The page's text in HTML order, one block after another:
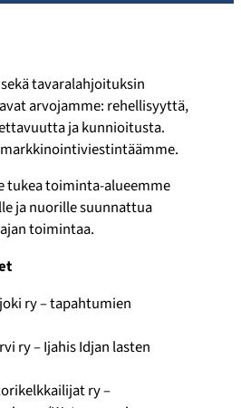
tavaralahjoituksin
arvojamme: rehellisyyttä,
ja kunnioitusta.
tukea toiminta-alueemme
ja nuorille suunnattua
toimintaa.
ry – tapahtumien
ry – Ijahis Idjan lasten
ry –